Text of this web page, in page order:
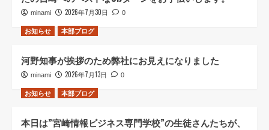
minami 2026年7月30日 0
お知らせ 本部ブログ
河野知事が挨拶のため弊社にお見えになりました
minami 2026年7月13日 0
お知らせ 本部ブログ
本日は”宮崎情報ビジネス専門学校”の生徒さんたちが、